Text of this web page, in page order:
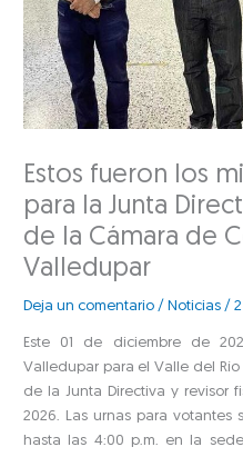
Estos fueron los
para la Junta
de la Cámara de
Valledupar
Deja un comentario / Noticias /
Este 01 de diciembre de
Valledupar para el Valle del
de la Junta Directiva y revisor
2026. Las urnas para votantes
hasta las 4:00 p.m. en la